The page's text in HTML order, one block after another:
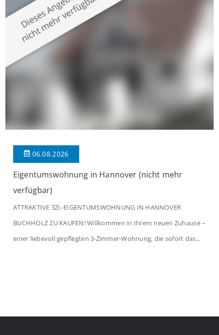
modernen Wohnkomfort mit einem stilvollen Ambiente
verbindet. Der […]
06.08.2026
Eigentumswohnung in Hannover (nicht mehr
verfügbar)
ATTRAKTIVE 3Zi.-EIGENTUMSWOHNUNG IN HANNOVER
BUCHHOLZ ZU KAUFEN! Willkommen in Ihrem neuen Zuhause –
einer liebevoll gepflegten 3-Zimmer-Wohnung, die sofort das